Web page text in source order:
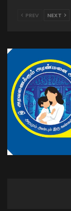
PREV NEXT